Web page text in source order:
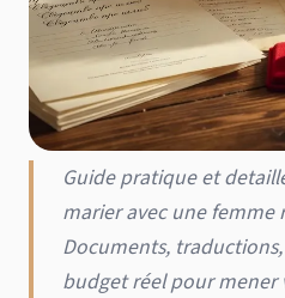
Guide pratique et
marier avec une femme
Documents,
budget réel pour